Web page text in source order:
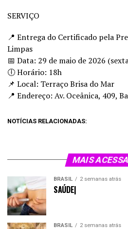
SERVIÇO
📍 Entrega do Certificado pela
Limpas
📅 Data: 29 de maio de 2026
🕕 Horário: 18h
📌 Local: Terraço Brisa do Mar
📍 Endereço: Av. Oceânica, 409,
NOTÍCIAS RELACIONADAS:
MAIS
BRASIL 2 semanas atrás
SAÚDE|
BRASIL 2 semanas atrás